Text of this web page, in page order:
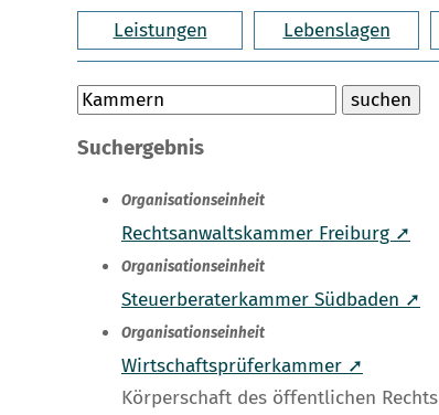
Leistungen Lebenslagen
Suchergebnis
Organisationseinheit
Rechtsanwaltskammer Freiburg ➚
Organisationseinheit
Steuerberaterkammer Südbaden ➚
Organisationseinheit
Wirtschaftsprüferkammer ➚
Körperschaft des öffentlichen Rechts